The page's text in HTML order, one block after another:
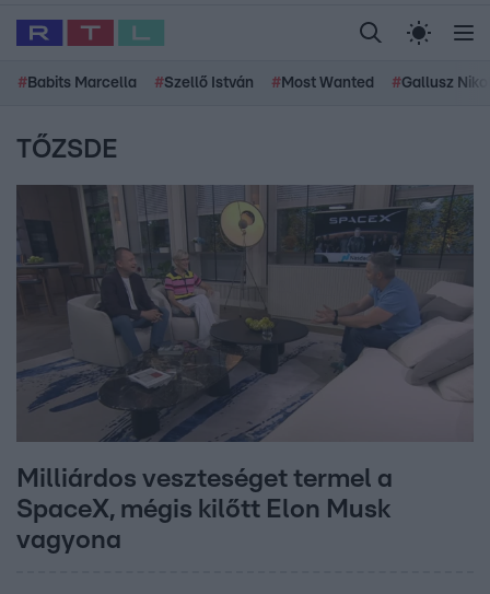
# Babits Marcella #Szellő István # Most Wanted #Gallusz
TŐZSDE
Milliárdos veszteséget termel a
SpaceX, mégis kilőtt Elon Musk
vagyona